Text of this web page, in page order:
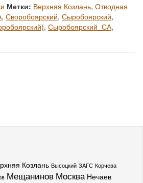
Метки: Верхняя Козлань, Отводная
, Своробоярский, Сыробоярский,
, Сыробоярский_СА,
Козлань Высоцкий ЗАГС Корчева
Мещанинов Москва Нечаев